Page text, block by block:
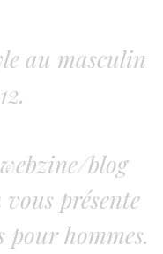
au masculin
blog
présente
pour hommes.